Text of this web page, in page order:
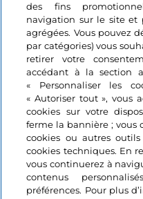
des fins
navigation sur le site et
agrégées. Vous pouvez
par catégories) vous
retirer votre
accédant à la section
« Personnaliser les
« Autoriser tout », vous
cookies sur votre
ferme la bannière ; vous
cookies ou autres
cookies techniques. En
vous continuerez à
contenus
préférences. Pour plus